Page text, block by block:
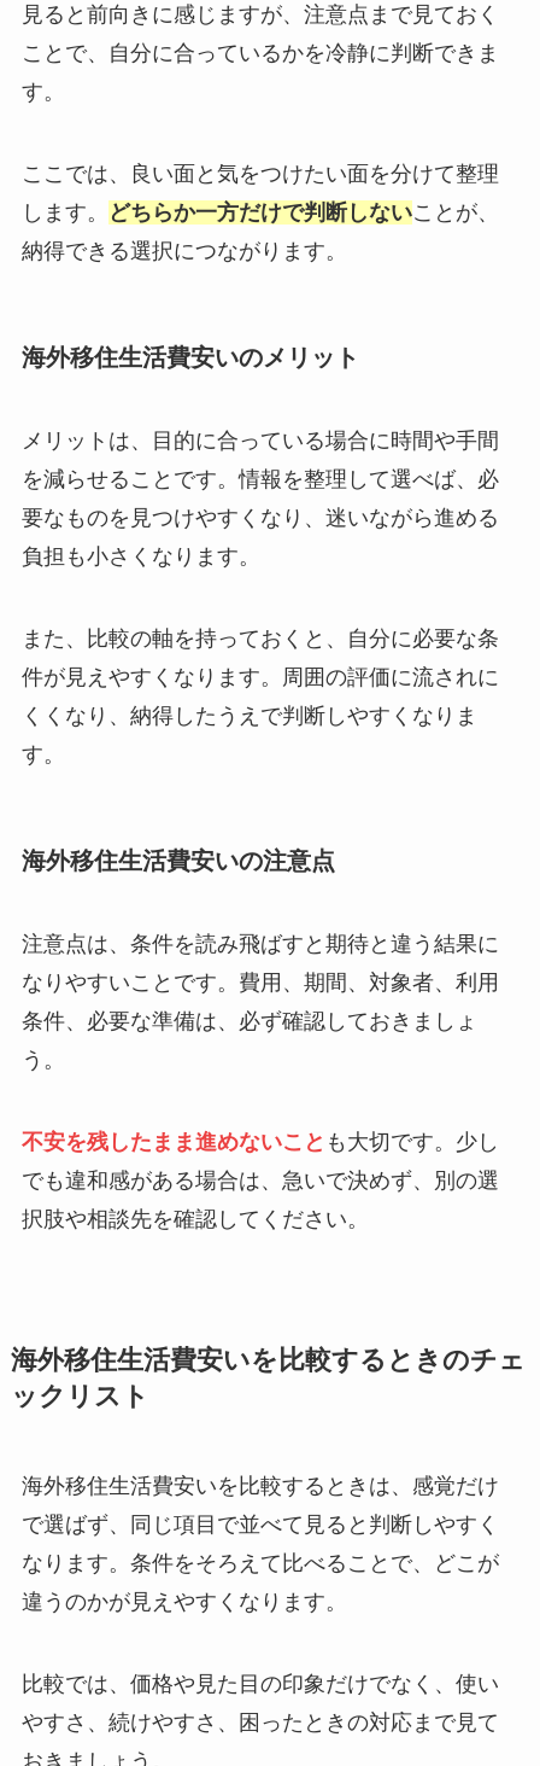
見ると前向きに感じますが、注意点まで見ておく
ことで、自分に合っているかを冷静に判断できま
す。
ここでは、良い面と気をつけたい面を分けて整理
します。
どちらか一方だけで判断しないことが、
納得できる選択につながります。
海外移住生活費安いのメリット
メリットは、目的に合っている場合に時間や手間
を減らせることです。情報を整理して選べば、必
要なものを見つけやすくなり、迷いながら進める
負担も小さくなります。
また、比較の軸を持っておくと、自分に必要な条
件が見えやすくなります。周囲の評価に流されに
くくなり、納得したうえで判断しやすくなりま
す。
海外移住生活費安いの注意点
注意点は、条件を読み飛ばすと期待と違う結果に
なりやすいことです。費用、期間、対象者、利用
条件、必要な準備は、必ず確認しておきましょ
う。
不安を残したまま進めないこと も大切です。少し
でも違和感がある場合は、急いで決めず、別の選
択肢や相談先を確認してください。
海外移住生活費安いを比較するときのチェ
ックリスト
海外移住生活費安いを比較するときは、感覚だけ
で選ばず、同じ項目で並べて見ると判断しやすく
なります。条件をそろえて比べることで、どこが
違うのかが見えやすくなります。
比較では、価格や見た目の印象だけでなく、使い
やすさ、続けやすさ、困ったときの対応まで見て